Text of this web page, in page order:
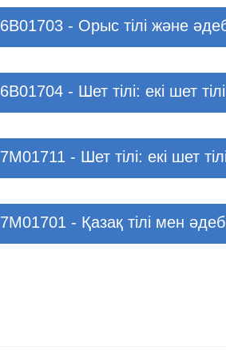
6В01703 - Орыс тілі және
6В01704 - Шет тілі: екі шет тілі
7M01711 - Шет тілі: екі шет тілі
7M01701 - Қазақ тілі мен